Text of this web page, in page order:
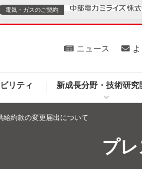
リティ 新成長分野・技術研究
ニュース
ご案内
電気・ガスのご契約
個人のお客さま
給約款の変更届出について
プ